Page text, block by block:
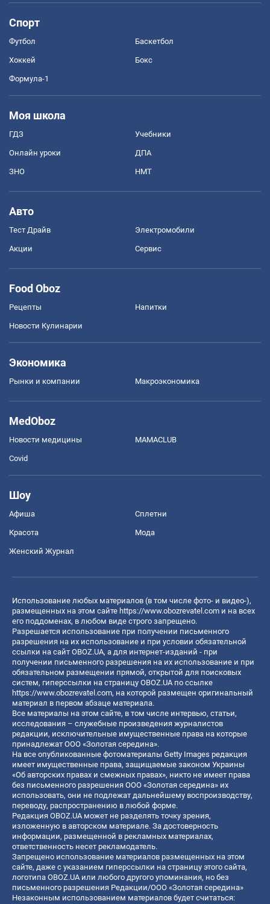
Спорт
Футбол Баскетбол
Хоккей Бокс
Формула-1
Моя школа
ГДЗ Учебники
Онлайн уроки ДПА
ЗНО НМТ
Авто
Тест Драйв Электромобили
Акции Сервис
Food Oboz
Рецепты Напитки
Новости Кулинарии
Экономика
Рынки и компании Mакроэкономика
MedOboz
Новости медицины MAMACLUB
Covid
Шоу
Афиша Сплетни
Красота Мода
Женский Журнал
Использование любых материалов (в том числе фото- и видео-),
размещенных на этом сайте https://www.obozrevatel.com и на всех
его поддоменах, в любом виде строго запрещено.
Разрешается использование при получении письменного
разрешения на их использование и при условии обязательной
ссылки на сайт OBOZ.UA, а для интернет-изданий - при
получении письменного разрешения на их использование и при
обязательном размещении прямой, открытой для поисковых
систем, гиперссылки на страницу OBOZ.UA по ссылке
https://www.obozrevatel.com, на которой размещен оригинальный
материал в первом абзаце материала.
Все материалы на этом сайте, в том числе интервью, статьи,
исследования – служебные произведения журналистов
редакции, исключительные имущественные права на которые
принадлежат ООО «Золотая середина».
На все опубликованные фотоматериалы Getty Images редакция
имеет имущественные права, защищаемые законом Украины
«Об авторских правах и смежных правах», никто не имеет права
без письменного разрешения ООО «Золотая середина» их
использовать, они не подлежат дальнейшему воспроизводству,
переводу, распространению в любой форме.
Редакция OBOZ.UA может не разделять точку зрения,
изложенную в авторском материале. За достоверность
информации, размещенной в рекламных материалах,
ответственность несет рекламодатель.
Запрещено использование материалов размещенных на этом
сайте, даже с указанием гиперссылки на страницу этого сайта,
логотипа OBOZ.UA или любого другого упоминания, но без
письменного разрешения Редакции/ООО «Золотая середина»
Незаконным использованием материалов будет считаться: